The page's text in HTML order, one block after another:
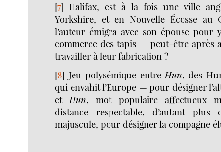
[7] Halifax, est à la fois une ville
Yorkshire, et en Nouvelle Écosse au
l’auteur émigra avec son épouse
commerce des tapis — peut-être après
travailler à leur fabrication ?
[8] Jeu polysémique entreHun, des
qui envahit l’Europe — pour désigner
etHun, mot populaire affectueux
distance respectable, d’autant plus
majuscule, pour désigner la compagne